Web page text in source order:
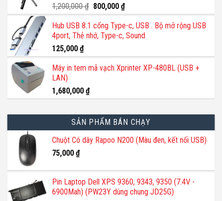
chọn
trên
110,000 ₫.
1,200,000₫ Giá
gốc
là:
1,200,000 ₫.
800,000 ₫Giá
hiện
tại
là:
Hub USB 8.1 cổng Type-c, USB . Bộ mở rộng USB
4port, Thẻ nhớ, Type-c, Sound
125,000 ₫
Máy in tem mã vạch Xprinter XP-480BL (USB +
LAN)
1,680,000 ₫
SẢN PHẨM BÁN CHẠY
Chuột Có dây Rapoo N200 (Màu đen, kết nối USB)
75,000 ₫
Pin Laptop Dell XPS 9360, 9343, 9350 (7.4V -
6900Mah) (PW23Y dùng chung JD25G)